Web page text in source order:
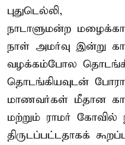
புதுடெல்லி,
நாடாளுமன்ற
நாள் அமர்வு இன்று
வழக்கம்போல
தொடங்கியவுடன்
மாணவர்கள் மீதான
மற்றும் ராமர்
திருடப்பட்டதாகக்